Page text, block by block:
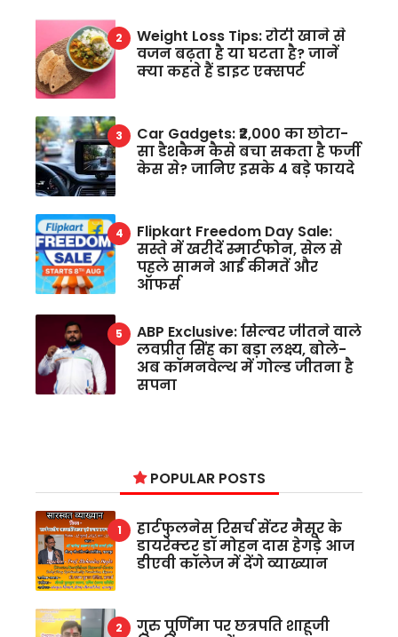
Weight Loss Tips: रोटी खाने से
वजन बढ़ता है या घटता है? जानें
क्या कहते हैं डाइट एक्सपर्ट
Car Gadgets: ₹2,000 का छोटा-
सा डैशकैम कैसे बचा सकता है फर्जी
केस से? जानिए इसके 4 बड़े फायदे
Flipkart Freedom Day Sale:
सस्ते में खरीदें स्मार्टफोन, सेल से
पहले सामने आईं कीमतें और
ऑफर्स
ABP Exclusive: सिल्वर जीतने वाले
लवप्रीत सिंह का बड़ा लक्ष्य, बोले-
अब कॉमनवेल्थ में गोल्ड जीतना है
सपना
POPULAR POSTS
हार्टफुलनेस रिसर्च सेंटर मैसूर के
डायरेक्टर डॉ मोहन दास हेगड़े आज
डीएवी कॉलेज में देंगे व्याख्यान
गुरु पूर्णिमा पर छत्रपति शाहूजी